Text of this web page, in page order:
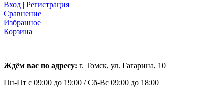
Вход | Регистрация
Сравнение
Избранное
Корзина
Ждём вас по адресу: г. Томск, ул. Гагарина, 10
Пн-Пт с 09:00 до 19:00 /Сб-Вс 09:00 до 18:00